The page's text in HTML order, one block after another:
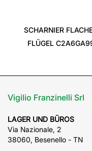
SCHARNIER FLACHER
FLÜGEL C2A6GA99
Vigilio Franzinelli Srl
LAGER UND BÜROS
Via Nazionale, 2
38060, Besenello - TN